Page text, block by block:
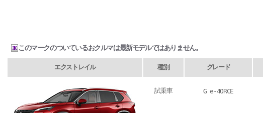
このマークのついているおクルマは最新モデルではありません。
エクストレイル 種別 グレード
試乗車 G e-4ORCE